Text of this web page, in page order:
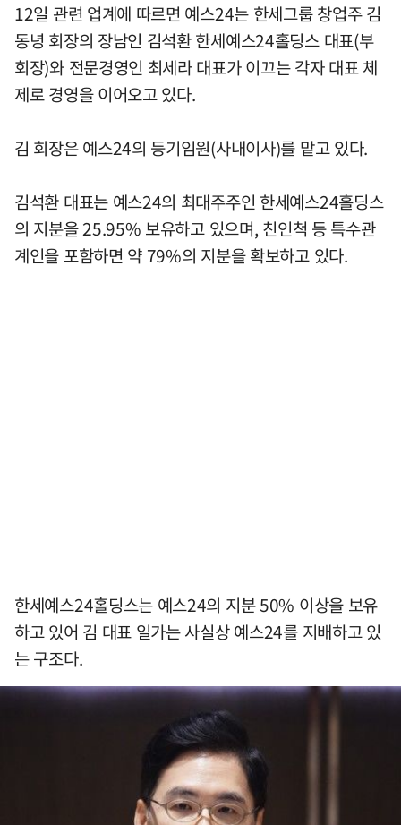
12일 관련 업계에 따르면 예스24는 한세그룹 창업주 김
동녕 회장의 장남인 김석환 한세예스24홀딩스 대표(부
회장)와 전문경영인 최세라 대표가 이끄는 각자 대표 체
제로 경영을 이어오고 있다.
김 회장은 예스24의 등기임원(사내이사)를 맡고 있다.
김석환 대표는 예스24의 최대주주인 한세예스24홀딩스
의 지분을 25.95% 보유하고 있으며, 친인척 등 특수관
계인을 포함하면 약 79%의 지분을 확보하고 있다.
한세예스24홀딩스는 예스24의 지분 50% 이상을 보유
하고 있어 김 대표 일가는 사실상 예스24를 지배하고 있
는 구조다.